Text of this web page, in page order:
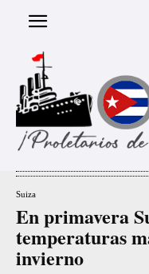
Suiza
En primavera
temperaturas
invierno